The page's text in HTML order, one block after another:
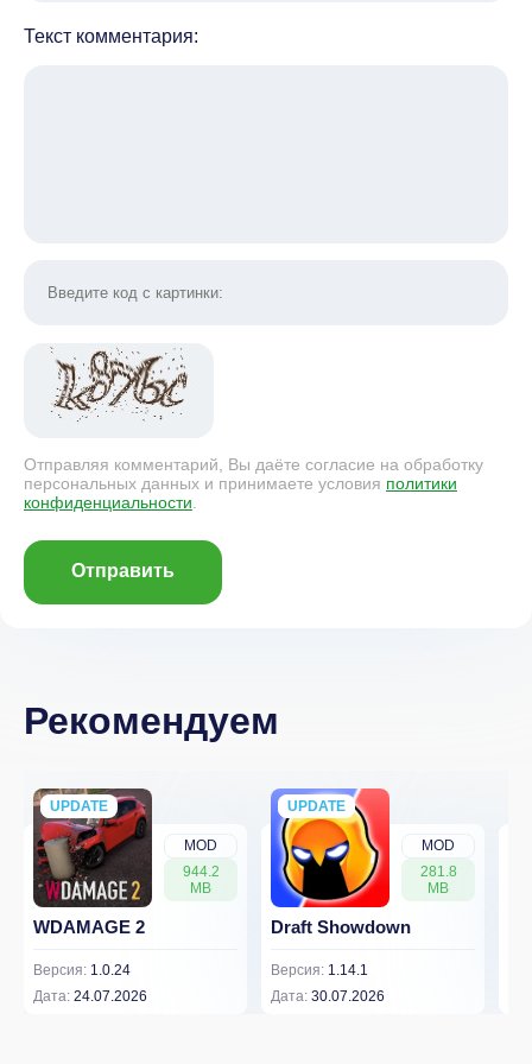
Текст комментария:
Отправляя комментарий, Вы даёте согласие на обработку
персональных данных и принимаете условия политики
конфиденциальности
Отправить
Рекомендуем
MOD
944.2
MB
UPDATE
NEW
WDAMAGE 2
Версия: 1.0.24
Дата: 24.07.2026
MOD
281.8
MB
UPDATE
NEW
Draft Showdown
Версия: 1.14.1
Дата: 30.07.2026